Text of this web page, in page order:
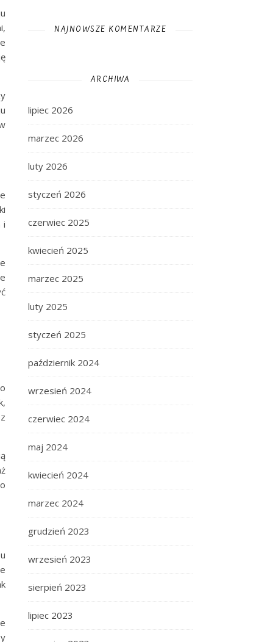
i
NAJNOWSZE KOMENTARZE
ARCHIWA
lipiec 2026
marzec 2026
luty 2026
styczeń 2026
czerwiec 2025
kwiecień 2025
marzec 2025
luty 2025
styczeń 2025
październik 2024
wrzesień 2024
czerwiec 2024
maj 2024
kwiecień 2024
marzec 2024
grudzień 2023
wrzesień 2023
sierpień 2023
lipiec 2023